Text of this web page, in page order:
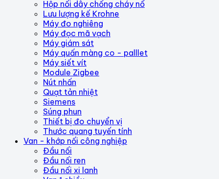
Hộp nối dây chống cháy nổ
Lưu lượng kế Krohne
Máy đo nghiêng
Máy đọc mã vạch
Máy giám sát
Máy quấn màng co - palllet
Máy siết vít
Module Zigbee
Nút nhấn
Quạt tản nhiệt
Siemens
Súng phun
Thiết bị đo chuyển vị
Thước quang tuyến tính
Van - khớp nối công nghiệp
Đầu nối
Đầu nối ren
Đầu nối xi lanh